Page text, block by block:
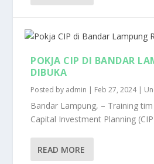
POKJA CIP DI BANDAR
DIBUKA
Posted by admin | Feb 27, 2024|
Bandar Lampung, – Training
Capital Investment Planning
READ MORE